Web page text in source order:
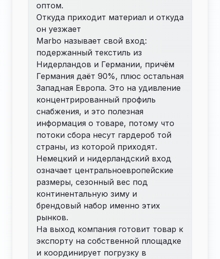
оптом.
Откуда приходит материал и откуда
он уезжает
Marbo называет свой вход:
подержанный текстиль из
Нидерландов и Германии, причём
Германия даёт 90%, плюс остальная
Западная Европа. Это на удивление
концентрированный профиль
снабжения, и это полезная
информация о товаре, потому что
потоки сбора несут гардероб той
страны, из которой приходят.
Немецкий и нидерландский вход
означает центральноевропейские
размеры, сезонный вес под
континентальную зиму и
брендовый набор именно этих
рынков.
На выход компания готовит товар к
экспорту на собственной площадке
и координирует погрузку в